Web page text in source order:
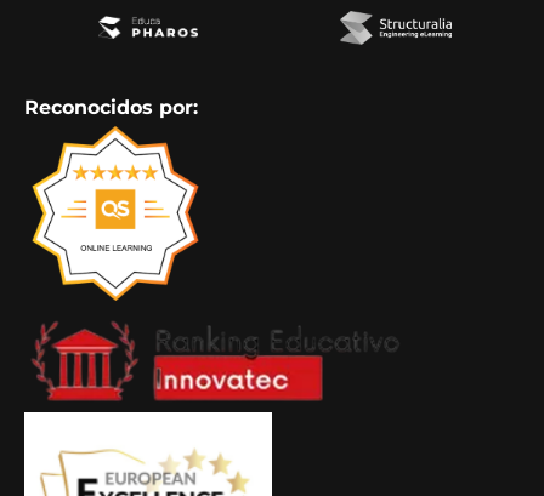
Reconocidos por: